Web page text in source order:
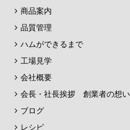
商品案内
品質管理
ハムができるまで
工場見学
会社概要
会長・社長挨拶 創業者の想い
ブログ
レシピ